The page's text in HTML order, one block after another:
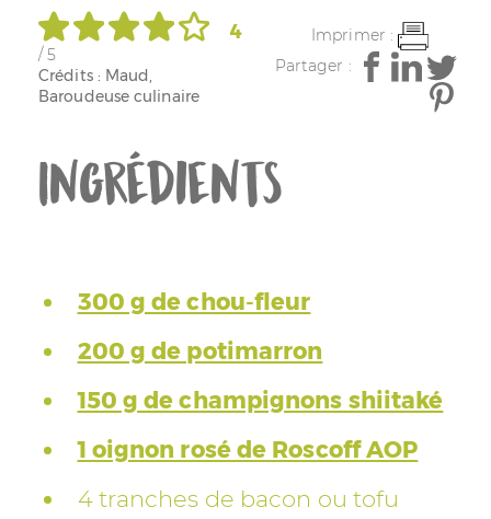
4
/ 5
Crédits : Maud,
Baroudeuse culinaire
Imprimer :
Partager :
Ingrédients
300 g de chou-fleur
200 g de potimarron
150 g de champignons shiitaké
1 oignon rosé de Roscoff AOP
4 tranches de bacon ou tofu